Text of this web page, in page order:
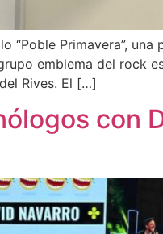
Primavera”,
emblema del rock
Rives. El […]
con